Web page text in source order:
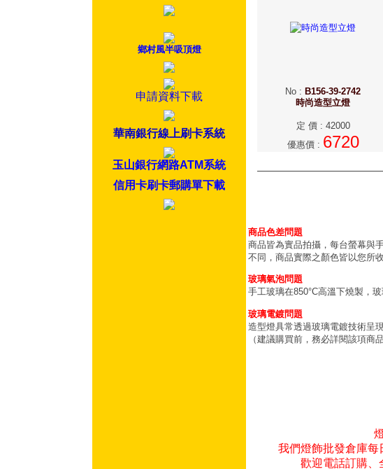
鄉村風半吸頂燈
申請資料下載
華南銀行線上刷卡系統
玉山銀行網路ATM系統
信用卡刷卡郵購單下載
No : B156-39-2742
時尚造型立燈
定 價: 42000
優惠價: 6720
商品色差問題
商品皆為實品拍攝，每台螢幕與
不同，商品實際之顏色皆以您所
玻璃氣泡問題
手工玻璃在850°C高溫下燒製，
玻璃電鍍問題
造型燈具常透過玻璃電鍍技術呈
（建議購買前，務必詳閱該項商
我們燈飾批發倉庫每
歡迎電話訂購、